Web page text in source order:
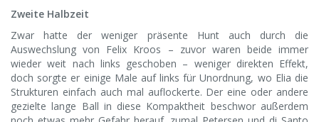
Zweite Halbzeit
Zwar hatte der weniger präsente Hunt auch durch die
Auswechslung von Felix Kroos – zuvor waren beide immer
wieder weit nach links geschoben – weniger direkten Effekt,
doch sorgte er einige Male auf links für Unordnung, wo Elia die
Strukturen einfach auch mal auflockerte. Der eine oder andere
gezielte lange Ball in diese Kompaktheit beschwor außerdem